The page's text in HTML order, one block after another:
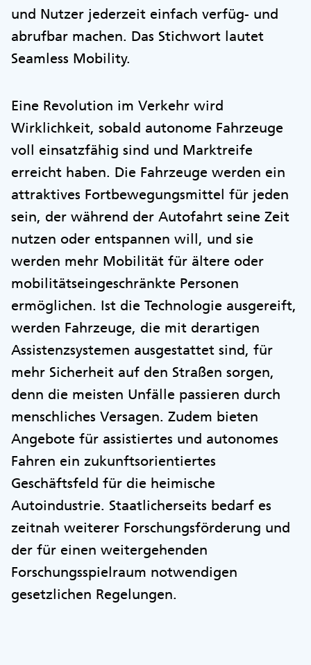
und Nutzer jederzeit einfach verfüg- und
abrufbar machen. Das Stichwort lautet
Seamless Mobility.
Eine Revolution im Verkehr wird
Wirklichkeit, sobald autonome Fahrzeuge
voll einsatzfähig sind und Marktreife
erreicht haben. Die Fahrzeuge werden ein
attraktives Fortbewegungsmittel für jeden
sein, der während der Autofahrt seine Zeit
nutzen oder entspannen will, und sie
werden mehr Mobilität für ältere oder
mobilitätseingeschränkte Personen
ermöglichen. Ist die Technologie ausgereift,
werden Fahrzeuge, die mit derartigen
Assistenzsystemen ausgestattet sind, für
mehr Sicherheit auf den Straßen sorgen,
denn die meisten Unfälle passieren durch
menschliches Versagen. Zudem bieten
Angebote für assistiertes und autonomes
Fahren ein zukunftsorientiertes
Geschäftsfeld für die heimische
Autoindustrie. Staatlicherseits bedarf es
zeitnah weiterer Forschungsförderung und
der für einen weitergehenden
Forschungsspielraum notwendigen
gesetzlichen Regelungen.